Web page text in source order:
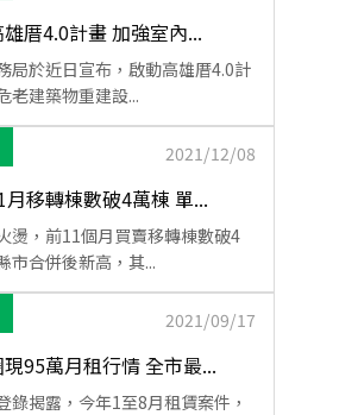
厝4.0計畫 加強室內...
局於近日宣布，啟動高雄厝4.0計
老建築物重建設...
2021/12/08
月移轉棟數破4萬棟 單...
燙，前11個月買賣移轉棟數破4
市合併後新高，其...
2021/09/17
95萬月租行情 全市最...
錄揭露，今年1至8月租賃案件，